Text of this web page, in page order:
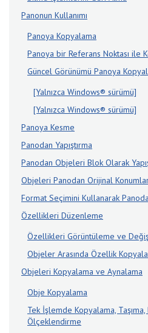
Panonun Kullanımı
Panoya Kopyalama
Panoya bir Referans Noktası ile
Güncel Görünümü Panoya
[Yalnızca Windows® sürümü]
[Yalnızca Windows® sürümü]
Panoya Kesme
Panodan Yapıştırma
Panodan Objeleri Blok Olarak
Objeleri Panodan Orijinal
Format Seçimini Kullanarak
Özellikleri Düzenleme
Özellikleri Görüntüleme ve
Objeler Arasında Özellik
Objeleri Kopyalama ve Aynalama
Obje Kopyalama
Tek İşlemde Kopyalama,
Ölçeklendirme